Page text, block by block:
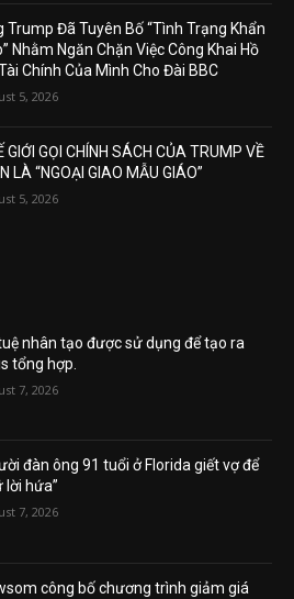
Trump Đã Tuyên Bố “Tình Trạng Khẩn
Nhằm Ngăn Chặn Việc Công Khai Hồ
Chính Của Mình Cho Đài BBC
5, 2026
GIỚI GỌI CHÍNH SÁCH CỦA TRUMP VỀ
LÀ “NGOẠI GIAO MẪU GIÁO”
5, 2026
nhân tạo được sử dụng để tạo ra
tổng hợp.
7, 2026
đàn ông 91 tuổi ở Florida giết vợ để
lời hứa”
7, 2026
công bố chương trình giảm giá